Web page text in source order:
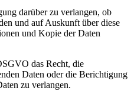
darüber zu verlangen, ob
und auf Auskunft über diese
und Kopie der Daten
das Recht, die
Daten oder die Berichtigung
zu verlangen.